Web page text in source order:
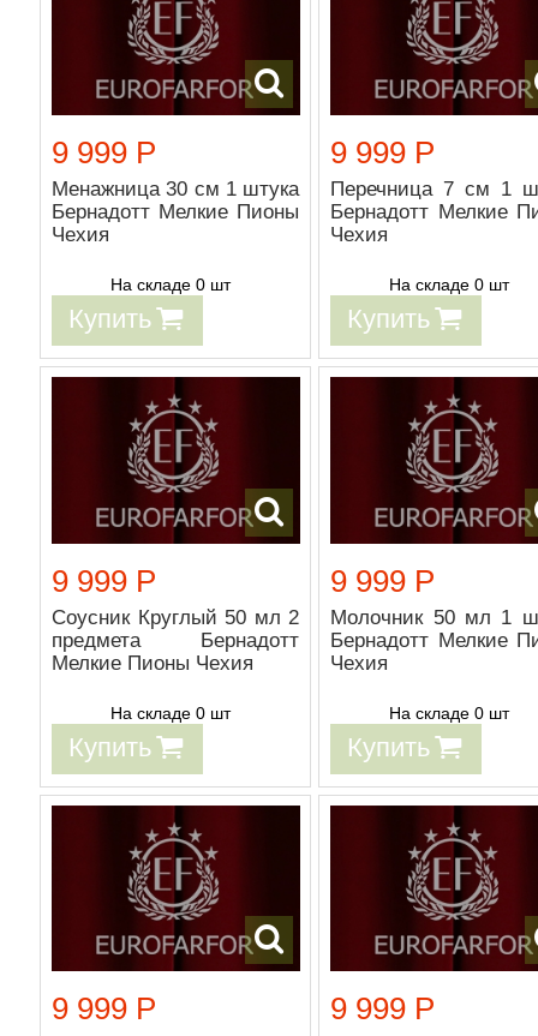
9 999 Р
Менажница 30 см 1 штука
Бернадотт Мелкие Пионы
Чехия
На складе 0 шт
Купить
9 999 Р
Перечница 7 см 1
Бернадотт Мелкие
Чехия
На складе 0 шт
Купить
9 999 Р
Соусник Круглый 50 мл 2
предмета Бернадотт
Мелкие Пионы Чехия
На складе 0 шт
Купить
9 999 Р
Молочник 50 мл 1
Бернадотт Мелкие
Чехия
На складе 0 шт
Купить
9 999 Р 9 999 Р